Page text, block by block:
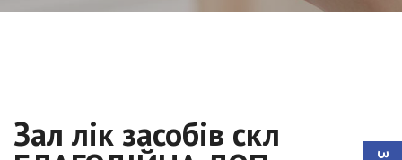
Зал лік засобів скл